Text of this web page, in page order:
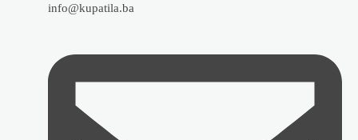
info@kupatila.ba